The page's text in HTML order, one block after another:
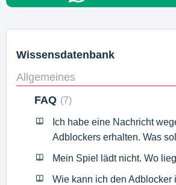
Wissensdatenbank
Allgemeines
FAQ
7
Ich habe eine Nachricht
Adblockers erhalten. Was
Mein Spiel lädt nicht. Wo
Wie kann ich den Adblocker